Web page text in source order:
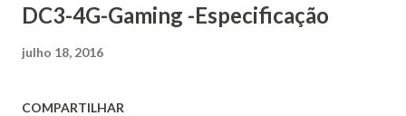
DC3-4G-Gaming -Especificação
julho 18, 2016
COMPARTILHAR